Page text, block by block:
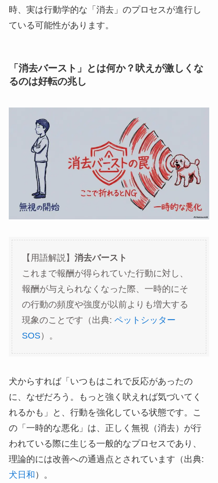
時、実は行動学的な「消去」のプロセスが進行し
ている可能性があります。
「消去バースト」とは何か？吠えが激しくな
るのは好転の兆し
【用語解説】 消去バースト
これまで報酬が得られていた行動に対し、
報酬が与えられなくなった際、一時的にそ
の行動の頻度や強度が以前よりも増大する
現象のことです（出典: ペットシッター
SOS）。
犬からすれば「いつもはこれで反応があったの
に、なぜだろう。もっと強く吠えれば気づいてく
れるかも」と、行動を強化している状態です。こ
の「一時的な悪化」は、正しく無視（消去）が行
われている際に生じる一般的なプロセスであり、
理論的には改善への通過点とされています（出典:
犬日和 ）。